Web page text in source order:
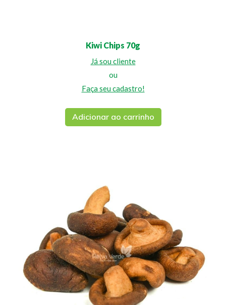
Kiwi Chips 70g
Já sou cliente
ou
Faça seu cadastro!
Adicionar ao carrinho